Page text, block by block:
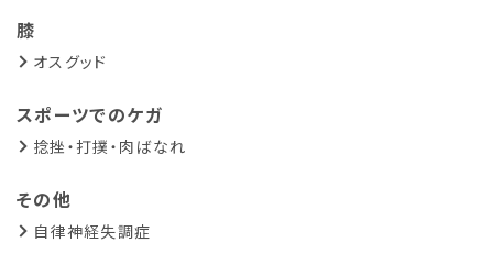
膝
オスグッド
スポーツでのケガ
捻挫・打撲・肉ばなれ
その他
自律神経失調症